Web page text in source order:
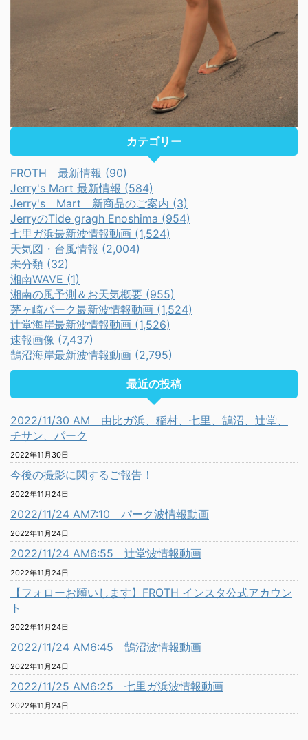
カテゴリー
FROTH 最新情報 (90)
Jerry's Mart 最新情報 (584)
Jerry's Mart 新商品のご案内 (3)
JerryのTide gragh Enoshima (954)
七里ガ浜最新波情報動画 (1,524)
天気図・台風情報 (2,004)
未分類 (32)
湘南WAVE (1)
湘南の風予測＆お天気概要 (955)
茅ヶ崎パーク最新波情報動画 (1,524)
辻堂海岸最新波情報動画 (1,526)
速報画像 (7,437)
鵠沼海岸最新波情報動画 (2,795)
最近の投稿
2022/11/30 AM 由比ガ浜、稲村、七里、鵠沼、辻堂、
チサン、パーク
2022年11月30日
今後の撮影に関するご報告！
2022年11月24日
2022/11/24 AM7:10 パーク波情報動画
2022年11月24日
2022/11/24 AM6:55 辻堂波情報動画
2022年11月24日
【フォローお願いします】FROTH インスタ公式アカウン
ト
2022年11月24日
2022/11/24 AM6:45 鵠沼波情報動画
2022年11月24日
2022/11/25 AM6:25 七里ガ浜波情報動画
2022年11月24日